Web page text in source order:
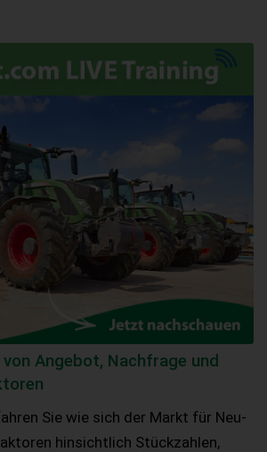
Angebot, Nachfrage und
Sie wie sich der Markt für Neu-
hinsichtlich Stückzahlen,